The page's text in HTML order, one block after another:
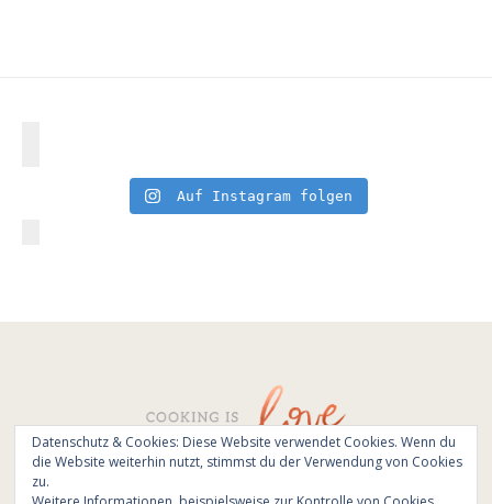
Auf Instagram folgen
© All Rights Reserved - Cooking is love 2017.
Datenschutz & Cookies: Diese Website verwendet Cookies. Wenn du
die Website weiterhin nutzt, stimmst du der Verwendung von Cookies
zu.